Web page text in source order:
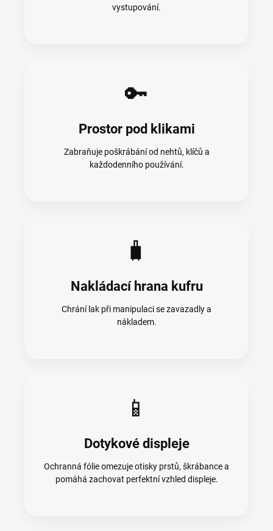
vystupování.
🔑
Prostor pod klikami
Zabraňuje poškrábání od nehtů, klíčů a
každodenního používání.
🧳
Nakládací hrana kufru
Chrání lak při manipulaci se zavazadly a
nákladem.
📱
Dotykové displeje
Ochranná fólie omezuje otisky prstů, škrábance a
pomáhá zachovat perfektní vzhled displeje.